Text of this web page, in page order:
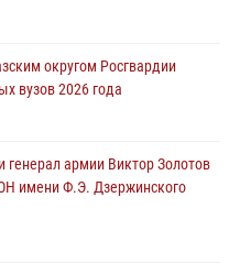
«Поезда Победы» в
по Республике Калмыкия
округом Росгвардии
вузов 2026 года
генерал армии Виктор Золотов
имени Ф.Э. Дзержинского